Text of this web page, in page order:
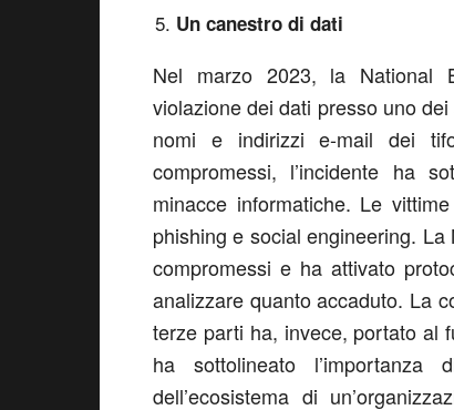
Un canestro di dati
Nel marzo 2023, la National
violazione dei dati presso uno
nomi e indirizzi e-mail dei
compromessi, l’incidente ha
minacce informatiche. Le
phishing e social engineering.
compromessi e ha attivato
analizzare quanto accaduto. La
terze parti ha, invece, portato al
ha sottolineato
dell’ecosistema di